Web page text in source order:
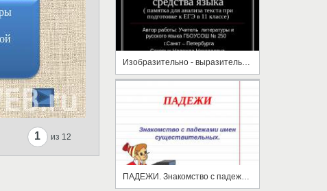
1 из 12
Изобразительно - выразительные средства языка